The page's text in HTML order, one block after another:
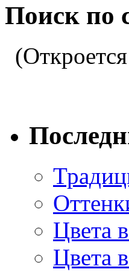
Поиск по
Цвета
Цвета